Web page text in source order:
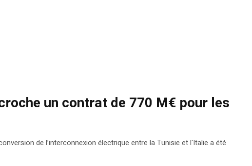
un contrat de 770 M€ pour les
de l’interconnexion électrique entre la Tunisie et l'Italie a été